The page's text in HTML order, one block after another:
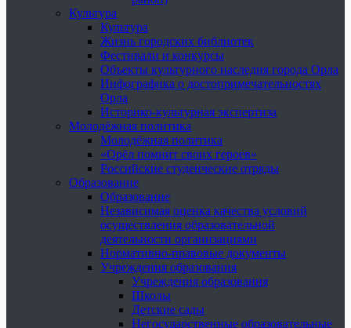
Культура
Культура
Жизнь городских библиотек
Фестивали и конкурсы
Объекты культурного наследия города Орла
Инфографика о достопримечательностях
Орла
Историко-культурная экспертиза
Молодёжная политика
Молодёжная политика
«Орёл помнит своих героев»
Российские студенческие отряды
Образование
Образование
Независимая оценка качества условий
осуществления образовательной
деятельности организациями
Нормативно-правовые документы
Учреждения образования
Учреждения образования
Школы
Детские сады
Негосударственные образовательные